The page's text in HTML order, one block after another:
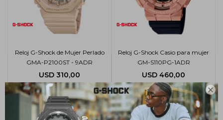

Reloj G-Shock de Mujer Perlado
GMA-P2100ST - 9ADR
USD 310,00
Reloj G-Shock Casio para mujer
GM-S110PG-1ADR
USD 460,00